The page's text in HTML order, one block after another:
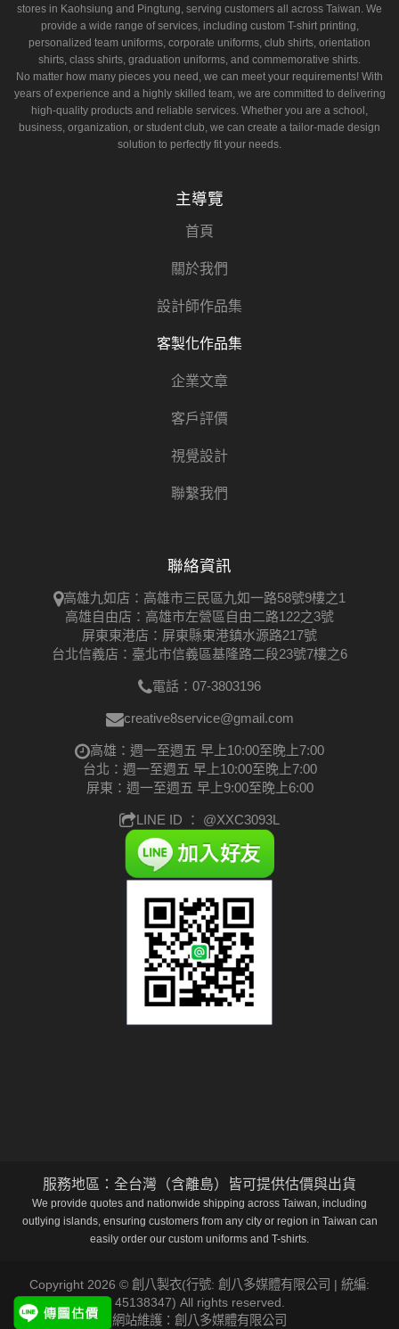
stores in Kaohsiung and Pingtung, serving customers all across Taiwan. We
provide a wide range of services, including custom T-shirt printing,
personalized team uniforms, corporate uniforms, club shirts, orientation
shirts, class shirts, graduation uniforms, and commemorative shirts.
No matter how many pieces you need, we can meet your requirements! With
years of experience and a highly skilled team, we are committed to delivering
high-quality products and reliable services. Whether you are a school,
business, organization, or student club, we can create a tailor-made design
solution to perfectly fit your needs.
主導覽
首頁
關於我們
設計師作品集
客製化作品集
企業文章
客戶評價
視覺設計
聯繫我們
聯絡資訊
高雄九如店：高雄市三民區九如一路58號9樓之1
高雄自由店：高雄市左營區自由二路122之3號
屏東東港店：屏東縣東港鎮水源路217號
台北信義店：臺北市信義區基隆路二段23號7樓之6
電話：07-3803196
creative8service@gmail.com
高雄：週一至週五 早上10:00至晚上7:00
台北：週一至週五 早上10:00至晚上7:00
屏東：週一至週五 早上9:00至晚上6:00
LINE ID ： @XXC3093L
服務地區：全台灣（含離島）皆可提供估價與出貨
We provide quotes and nationwide shipping across Taiwan, including
outlying islands, ensuring customers from any city or region in Taiwan can
easily order our custom uniforms and T-shirts.
Copyright 2026 © 創八製衣(行號: 創八多媒體有限公司 | 統編:
45138347) All rights reserved.
網站維護：創八多媒體有限公司